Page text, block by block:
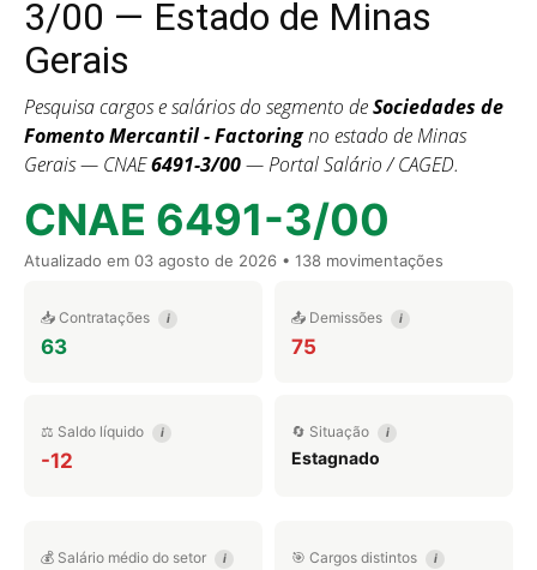
3/00 — Estado de Minas
Gerais
Pesquisa cargos e salários do segmento deSociedades de
Fomento Mercantil - Factoringno estado de Minas
Gerais — CNAE6491-3/00— Portal Salário / CAGED.
CNAE 6491-3/00
Atualizado em 03 agosto de 2026 • 138 movimentações
📥 Contratações i
63
📤 Demissões i
75
⚖️ Saldo líquido i
-12
🔄 Situação i
Estagnado
💰 Salário médio do setor i 🎯 Cargos distintos i